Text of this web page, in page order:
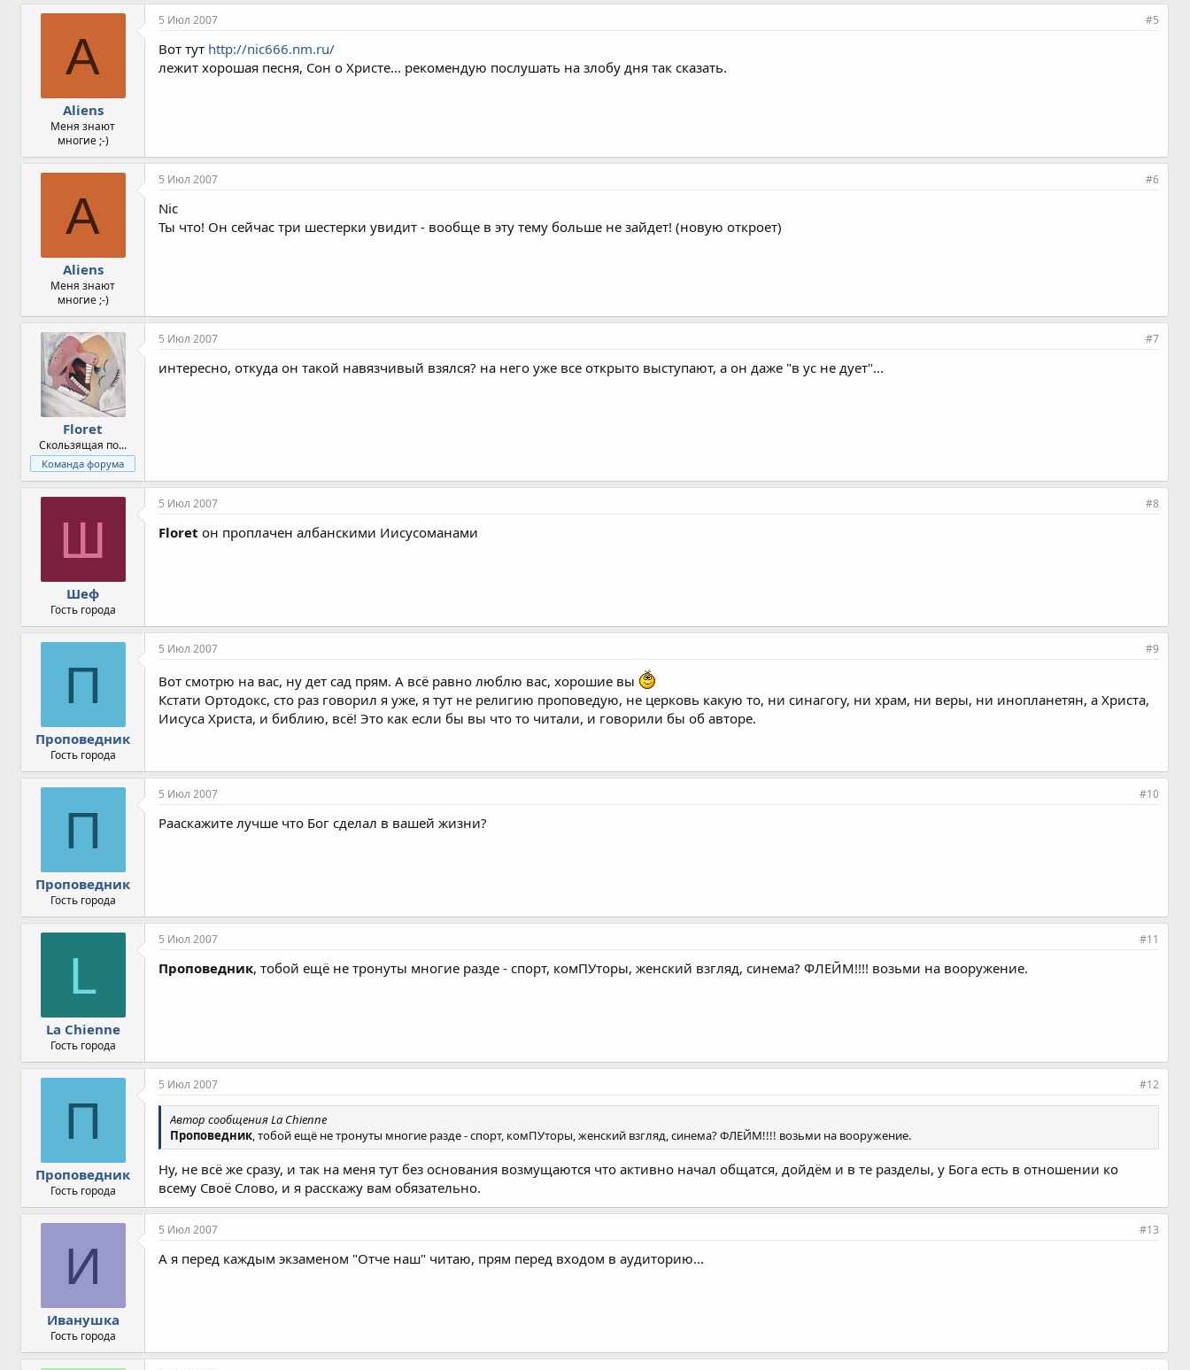
A
Aliens
Меня знают
многие ;-)
5 Июл 2007 #5
Вот тут http://nic666.nm.ru/
лежит хорошая песня, Сон о Христе... рекомендую послушать на злобу дня так сказать.
A
Aliens
Меня знают
многие ;-)
5 Июл 2007 #6
Nic
Ты что! Он сейчас три шестерки увидит - вообще в эту тему больше не зайдет! (новую откроет)
Floret
Скользящая по...
Команда форума
5 Июл 2007 #7
интересно, откуда он такой навязчивый взялся? на него уже все открыто выступают, а он даже "в ус не дует"...
Ш
Шеф
Гость города
5 Июл 2007 #8
Floret он проплачен албанскими Иисусоманами
П
Проповедник
Гость города
5 Июл 2007 #9
Вот смотрю на вас, ну дет сад прям. А всё равно люблю вас, хорошие вы
Кстати Ортодокс, сто раз говорил я уже, я тут не религию проповедую, не церковь какую то, ни синагогу, ни храм, ни веры, ни инопланетян, а Христа,
Иисуса Христа, и библию, всё! Это как если бы вы что то читали, и говорили бы об авторе.
П
Проповедник
Гость города
5 Июл 2007 #10
Рааскажите лучше что Бог сделал в вашей жизни?
L
La Сhienne
Гость города
5 Июл 2007 #11
Проповедник, тобой ещё не тронуты многие разде - спорт, комПУторы, женский взгляд, синема? ФЛЕЙМ!!!! возьми на вооружение.
П
Проповедник
Гость города
5 Июл 2007 #12
Автор сообщения La Сhienne
Проповедник, тобой ещё не тронуты многие разде - спорт, комПУторы, женский взгляд, синема? ФЛЕЙМ!!!! возьми на вооружение.
Ну, не всё же сразу, и так на меня тут без основания возмущаются что активно начал общатся, дойдём и в те разделы, у Бога есть в отношении ко
всему Своё Слово, и я расскажу вам обязательно.
И
Иванушка
Гость города
5 Июл 2007 #13
А я перед каждым экзаменом "Отче наш" читаю, прям перед входом в аудиторию...